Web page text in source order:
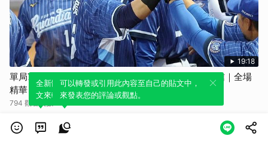
19:18
單局7安猛攻 湛藍軍團力克猛象｜08/05 富邦 VS 中信｜全場
精華
794 觀看次數
全新體驗！一鍵引用此內容，透過發布貼
文來輕鬆表達個人立場。
可以轉發或引用此內容至自己的貼文中，
來發表您的評論或觀點。